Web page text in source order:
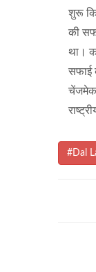
शुरू
की
था।
सफाई
#Dal